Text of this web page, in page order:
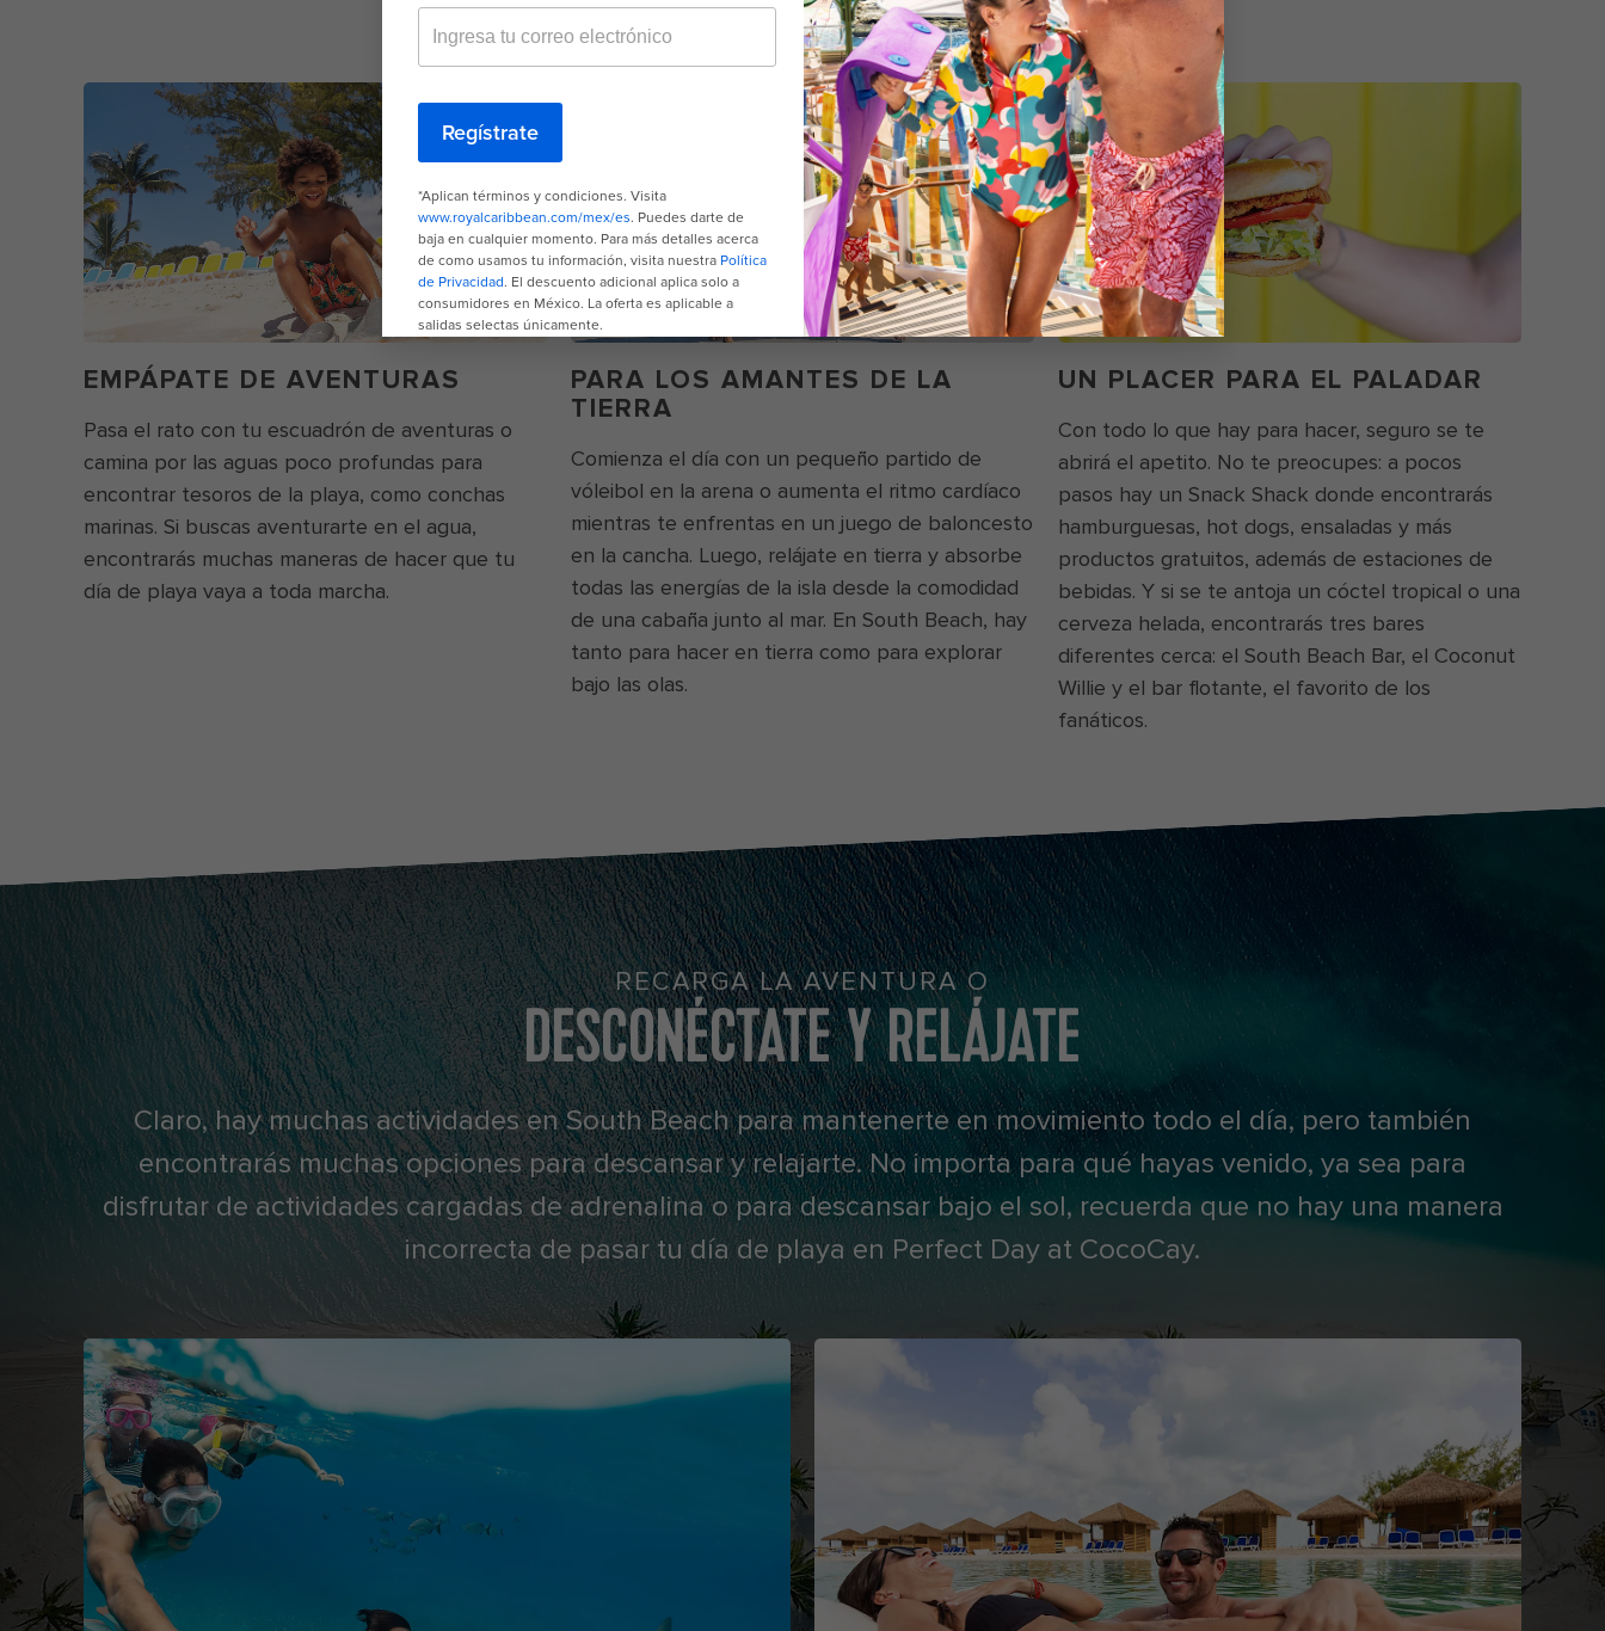
EMPÁPATE DE AVENTURAS
Pasa el rato con tu escuadrón de aventuras o
camina por las aguas poco profundas para
encontrar tesoros de la playa, como conchas
marinas. Si buscas aventurarte en el agua,
encontrarás muchas maneras de hacer que tu
día de playa vaya a toda marcha.
PARA LOS AMANTES DE LA
TIERRA
Comienza el día con un pequeño partido de
vóleibol en la arena o aumenta el ritmo cardíaco
mientras te enfrentas en un juego de baloncesto
en la cancha. Luego, relájate en tierra y absorbe
todas las energías de la isla desde la comodidad
de una cabaña junto al mar. En South Beach, hay
tanto para hacer en tierra como para explorar
bajo las olas.
UN PLACER PARA EL PALADAR
Con todo lo que hay para hacer, seguro se te
abrirá el apetito. No te preocupes: a pocos
pasos hay un Snack Shack donde encontrarás
hamburguesas, hot dogs, ensaladas y más
productos gratuitos, además de estaciones de
bebidas. Y si se te antoja un cóctel tropical o una
cerveza helada, encontrarás tres bares
diferentes cerca: el South Beach Bar, el Coconut
Willie y el bar flotante, el favorito de los
fanáticos.
An aerial view of Coco Cay's beach with palm trees and tiki huts
RECARGA LA AVENTURA O
DESCONÉCTATE Y RELÁJATE
Claro, hay muchas actividades en South Beach para mantenerte en movimiento todo el día, pero también
encontrarás muchas opciones para descansar y relajarte. No importa para qué hayas venido, ya sea para
disfrutar de actividades cargadas de adrenalina o para descansar bajo el sol, recuerda que no hay una manera
incorrecta de pasar tu día de playa en Perfect Day at CocoCay.